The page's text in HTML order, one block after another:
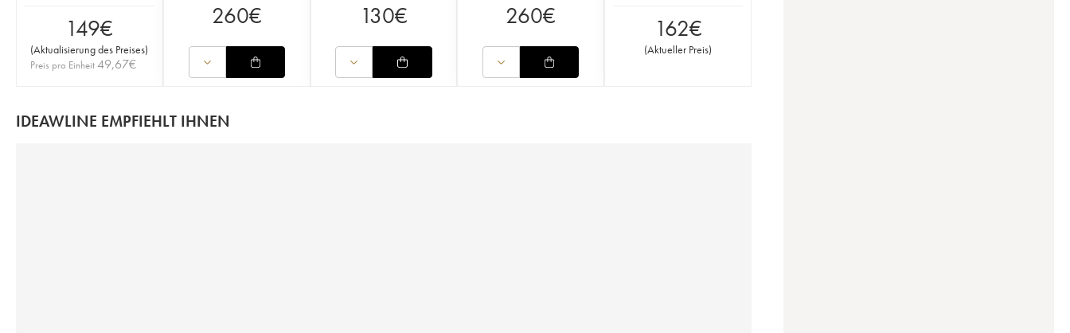
149€
(Aktualisierung des Preises)
Preis pro Einheit49,67€
260€ 130€ 260€ 162€
(Aktueller Preis)
IDEAWLINE EMPFIEHLT IHNEN